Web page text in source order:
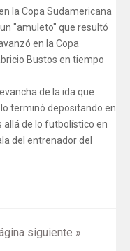
la Copa Sudamericana
"amuleto" que resultó
en la Copa
Bustos en tiempo
de la ida que
terminó depositando en
allá de lo futbolístico en
del entrenador del
siguiente »